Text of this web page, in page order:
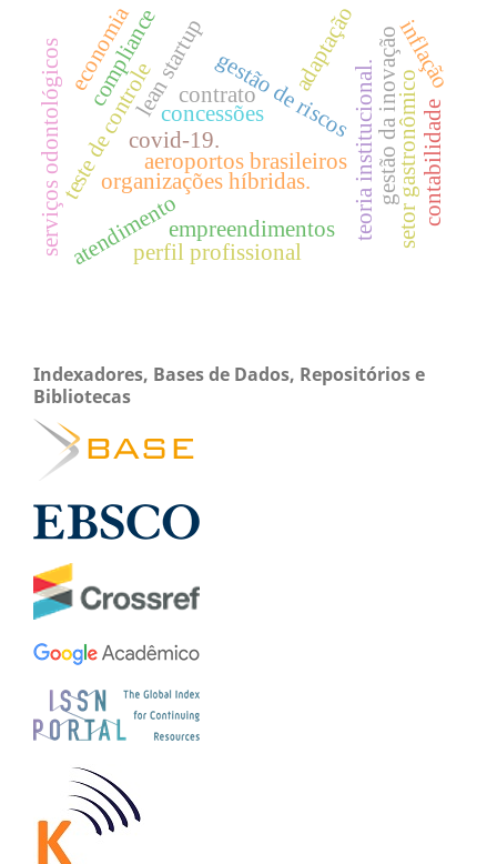
covid-19.
concessões
aeroportos brasileiros
organizações híbridas. teoria institucional.
teste de controle gestão de riscos
compliancelean startup gestão da inovaçãosetor gastronômico
adaptação
atendimentoempreendimentos
economia
contabilidade
perfil profissional
contrato
inflação
serviços odontológicos
Indexadores, Bases de Dados, Repositórios e
Bibliotecas